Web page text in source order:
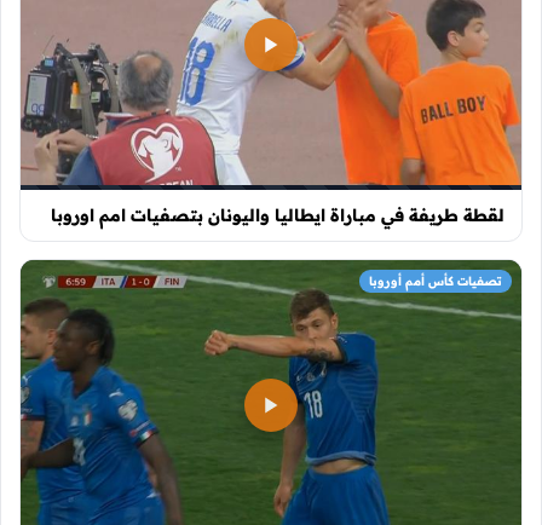
لقطة طريفة في مباراة ايطاليا واليونان بتصفيات امم اوروبا
تصفيات كأس أمم أوروبا